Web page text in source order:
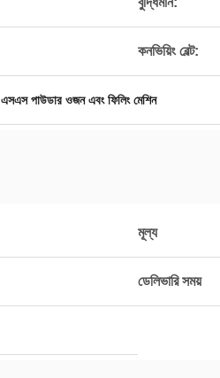
কনভিয়িং বেল্ট:
এসএস পাউডার ওজন এবং ফিলিং মেশিন
মূল্য
ডেলিভারি সময়